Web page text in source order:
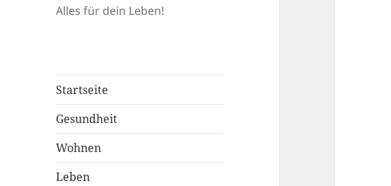
Alles für dein Leben!
Startseite
Gesundheit
Wohnen
Leben